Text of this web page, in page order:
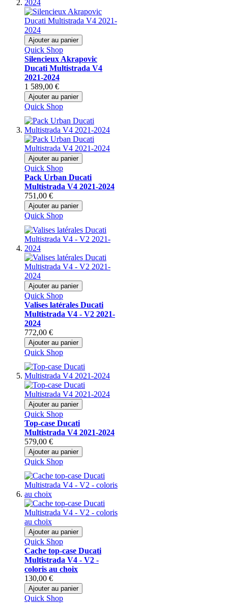
Ajouter au panier
Quick Shop
Silencieux Akrapovic
Ducati Multistrada V4
2021-2024
1 589,00 €
Ajouter au panier
Quick Shop
Ajouter au panier
Quick Shop
Pack Urban Ducati
Multistrada V4 2021-2024
751,00 €
Ajouter au panier
Quick Shop
Ajouter au panier
Quick Shop
Valises latérales Ducati
Multistrada V4 - V2 2021-
2024
772,00 €
Ajouter au panier
Quick Shop
Ajouter au panier
Quick Shop
Top-case Ducati
Multistrada V4 2021-2024
579,00 €
Ajouter au panier
Quick Shop
Ajouter au panier
Quick Shop
Cache top-case Ducati
Multistrada V4 - V2 -
coloris au choix
130,00 €
Ajouter au panier
Quick Shop